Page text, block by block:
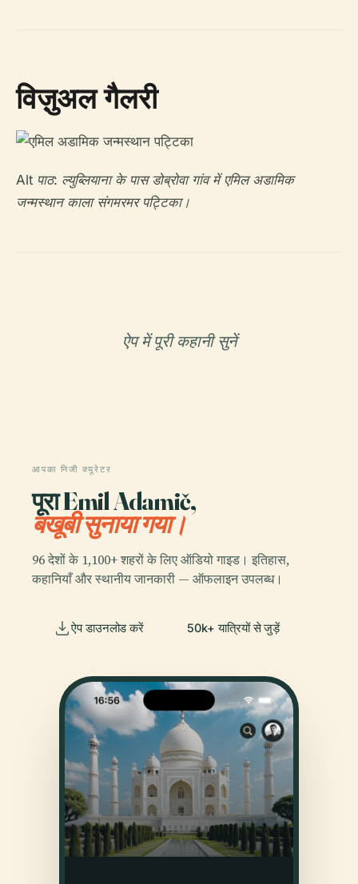
विज़ुअल गैलरी
Alt पाठ: ल्युब्लियाना के पास डोब्रोवा गांव में एमिल अडामिक
जन्मस्थान काला संगमरमर पट्टिका।
ऐप में पूरी कहानी सुनें
आपका निजी क्यूरेटर
पूरा Emil Adamič,
बखूबी सुनाया गया।
96 देशों के 1,100+ शहरों के लिए ऑडियो गाइड। इतिहास,
कहानियाँ और स्थानीय जानकारी — ऑफलाइन उपलब्ध।
ऐप डाउनलोड करें 50k+ यात्रियों से जुड़ें